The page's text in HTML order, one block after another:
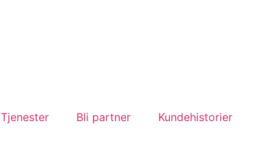
Tjenester Bli partner Kundehistorier